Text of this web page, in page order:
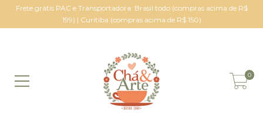
Frete grátis PAC e Transportadora: Brasil todo (compras acima de R$
199) | Curitiba (compras acima de R$ 150)
0